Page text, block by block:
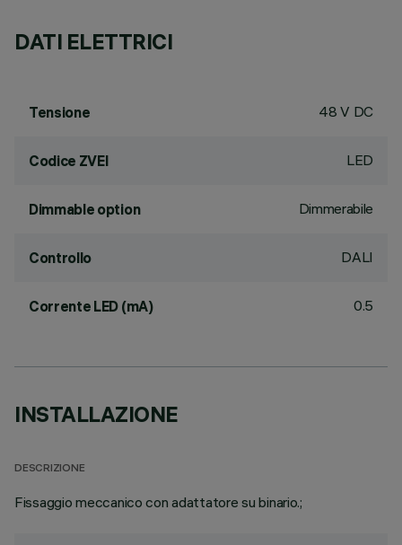
DATI ELETTRICI
Tensione 48 V DC
Codice ZVEI LED
Dimmable option Dimmerabile
Controllo DALI
Corrente LED (mA) 0.5
INSTALLAZIONE
DESCRIZIONE
Fissaggio meccanico con adattatore su binario.;